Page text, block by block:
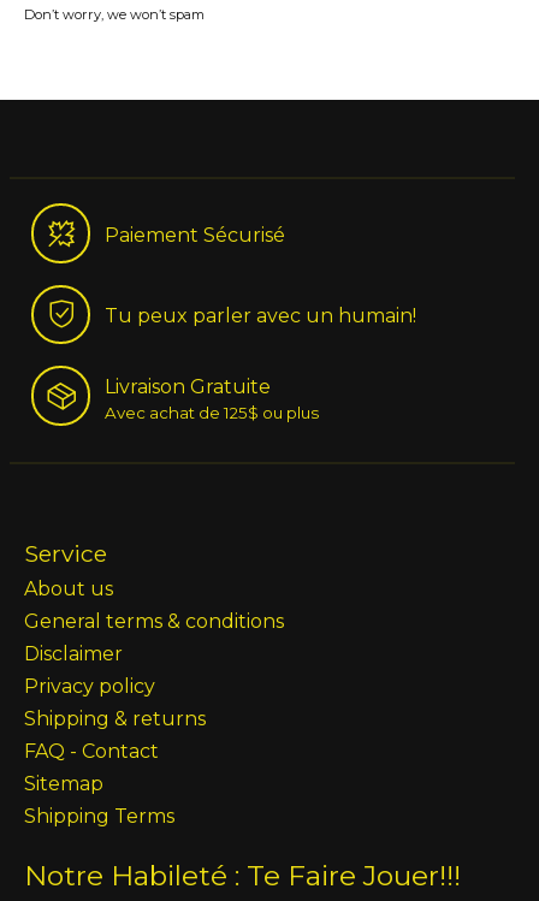
Don’t worry, we won’t spam
Paiement Sécurisé
Tu peux parler avec un humain!
Livraison Gratuite
Avec achat de 125$ ou plus
Service
About us
General terms & conditions
Disclaimer
Privacy policy
Shipping & returns
FAQ - Contact
Sitemap
Shipping Terms
Notre Habileté : Te Faire Jouer!!!